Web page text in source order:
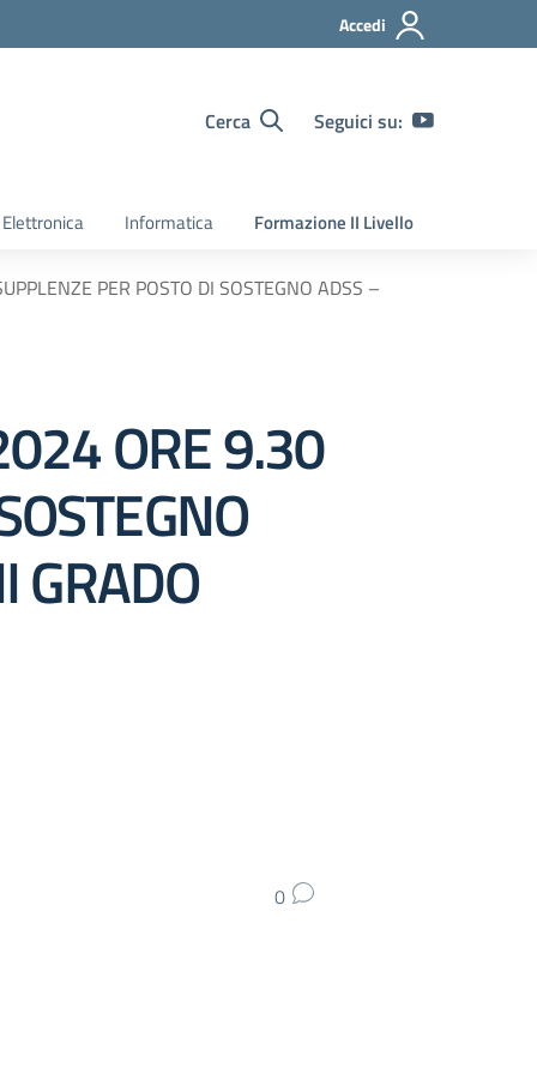
Accedi
Cerca Seguici su:
Elettronica Informatica Formazione II Livello
PER POSTO DI SOSTEGNO ADSS –
ORE 9.30
GRADO
0